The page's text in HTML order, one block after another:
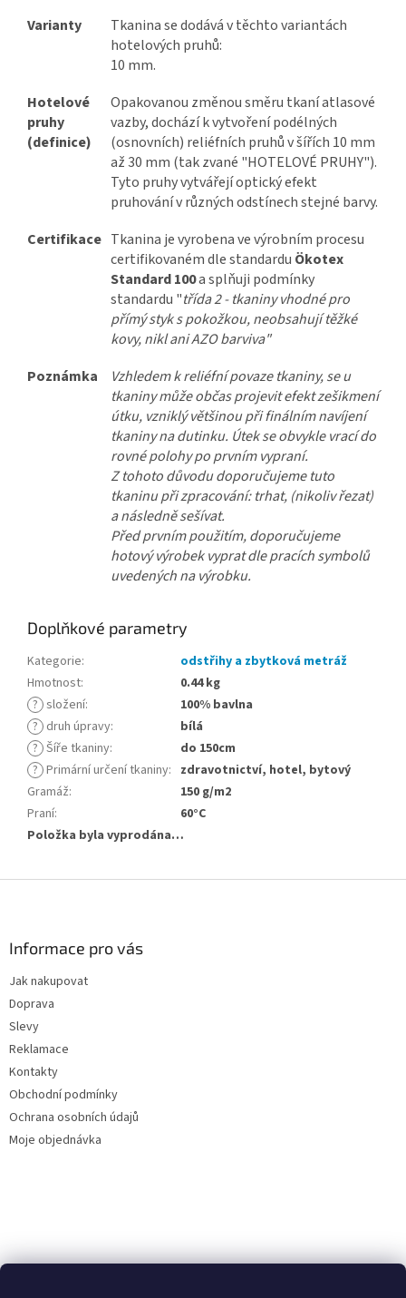
Varianty
Tkanina se dodává v těchto variantách
hotelových pruhů:
10 mm.
Hotelové
pruhy
(definice)
Opakovanou změnou směru tkaní atlasové
vazby, dochází k vytvoření podélných
(osnovních) reliéfních pruhů v šířích 10 mm
až 30 mm (tak zvané "HOTELOVÉ PRUHY").
Tyto pruhy vytvářejí optický efekt
pruhování v různých odstínech stejné barvy.
Certifikace Tkanina je vyrobena ve výrobním procesu
certifikovaném dle standardu Ökotex
Standard 100a splňuji podmínky
standardu "třída 2 - tkaniny vhodné pro
přímý styk s pokožkou, neobsahují těžké
kovy, nikl ani AZO barviva"
Poznámka
Vzhledem k reliéfní povaze tkaniny, se u
tkaniny může občas projevit efekt zešikmení
útku, vzniklý většinou při finálním navíjení
tkaniny na dutinku. Útek se obvykle vrací do
rovné polohy po prvním vypraní.
Z tohoto důvodu doporučujeme tuto
tkaninu při zpracování: trhat, (nikoliv řezat)
a následně sešívat.
Před prvním použitím, doporučujeme
hotový výrobek vyprat dle pracích symbolů
uvedených na výrobku.
Doplňkové parametry
Kategorie:
odstřihy a zbytková metráž
Hmotnost:
0.44 kg
? složení:
100% bavlna
? druh úpravy:
bílá
? Šíře tkaniny:
do 150cm
? Primární určení tkaniny: zdravotnictví, hotel, bytový
Gramáž:
150 g/m2
Praní:
60°C
Položka byla vyprodána…
Informace pro vás
Jak nakupovat
Doprava
Slevy
Reklamace
Kontakty
Obchodní podmínky
Ochrana osobních údajů
Moje objednávka